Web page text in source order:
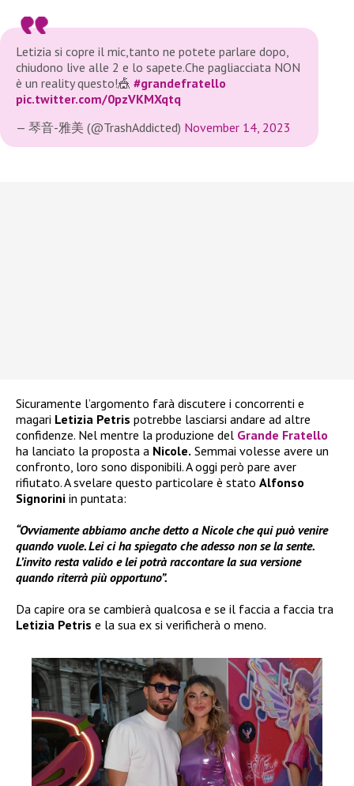
Letizia si copre il mic,tanto ne potete parlare dopo,
chiudono live alle 2 e lo sapete.Che pagliacciata NON
è un reality questo!🎪 #grandefratello
pic.twitter.com/0pzVKMXqtq
— 琴音-雅美 (@TrashAddicted) November 14, 2023
Sicuramente l’argomento farà discutere i concorrenti e
magari Letizia Petris potrebbe lasciarsi andare ad altre
confidenze. Nel mentre la produzione del Grande Fratello
ha lanciato la proposta a Nicole. Semmai volesse avere un
confronto, loro sono disponibili. A oggi però pare aver
rifiutato. A svelare questo particolare è stato Alfonso
Signorini in puntata:
“Ovviamente abbiamo anche detto a Nicole che qui può venire
quando vuole. Lei ci ha spiegato che adesso non se la sente.
L’invito resta valido e lei potrà raccontare la sua versione
quando riterrà più opportuno”.
Da capire ora se cambierà qualcosa e se il faccia a faccia tra
Letizia Petris e la sua ex si verificherà o meno.